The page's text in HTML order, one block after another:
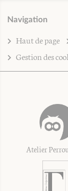
Navigation
Haut de page
Gestion des
Atelier